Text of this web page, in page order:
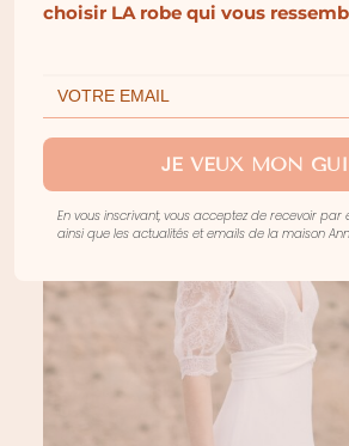
choisir LA robe qui vous
JE VEUX MON
En vous inscrivant, vous acceptez de recevoir par
ainsi que les actualités et emails de la maison